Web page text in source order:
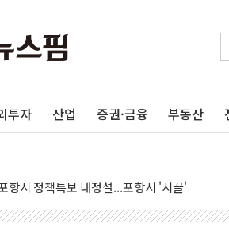
투자 산업 증권·금융 부동산
2만3000명 감소 '쇼크'…9월 금리 인상 기대
MOU… "6·25 미군 실종자 7359명 끝까지 찾
한민국 다음 100년 밑거름…수도권 집중 완화
라톤 부동산 2차 회의' 주재… "전폭적 공급